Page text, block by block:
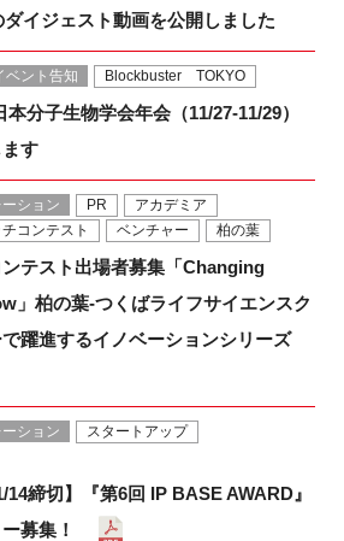
登録
ダイジェスト動画を公開しました
ベント告知 Blockbuster TOKYO
本分子生物学会年会（11/27-11/29）
す
ション PR
アカデミア
チコンテスト ベンチャー 柏の葉
ンテスト出場者募集「Changing
」柏の葉-つくばライフサイエンスク
躍進するイノベーションシリーズ
ション
スタートアップ
14締切】『第6回 IP BASE AWARD』
募集！